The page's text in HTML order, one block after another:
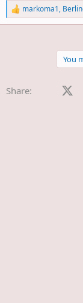
R
e
s
markoma1,
You
Share: